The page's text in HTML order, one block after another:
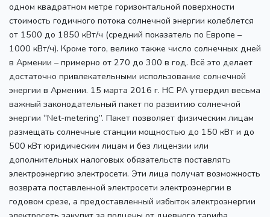
одном квадратном метре горизонтальной поверхности
стоимость годичного потока солнечной энергии колеблется
от 1500 до 1850 кВт/ч (средний показатель по Европе –
1000 кВт/ч). Кроме того, велико также число солнечных дней
в Армении – примерно от 270 до 300 в год. Всё это делает
достаточно привлекательными использование солнечной
энергии в Армении. 15 марта 2016 г. НС РА утвердил весьма
важный законодательный пакет по развитию солнечной
энергии “Net-metering”. Пакет позволяет физическим лицам
размещать солнечные станции мощностью до 150 кВт и до
500 кВт юридическим лицам и без лицензии или
дополнительных налоговых обязательств поставлять
электроэнергию электросети. Эти лица получат возможность
возврата поставленной электросети электроэнергии в
годовом срезе, а предоставленный избыток электроэнергии